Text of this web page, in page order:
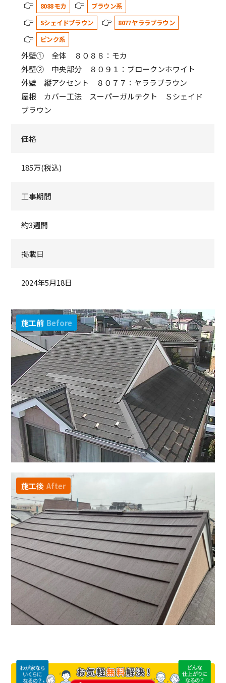
8088 モカ
ブラウン系
Sシェイドブラウン
8077 ヤララブラウン
ピンク系
外壁① 全体 ８０８８：モカ
外壁② 中央部分 ８０９１：ブロークンホワイト
外壁 縦アクセント ８０７７：ヤララブラウン
屋根 カバー工法 スーパーガルテクト Ｓシェイド
ブラウン
価格
185万(税込)
工事期間
約3週間
掲載日
2024年5月18日
施工前 Before
施工後 After